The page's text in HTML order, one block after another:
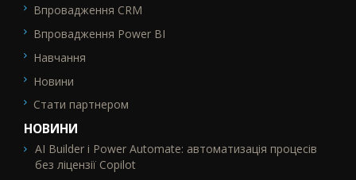
Впровадження CRM
Впровадження Power BI
Навчання
Новини
Стати партнером
НОВИНИ
AI Builder і Power Automate: автоматизація процесів
без ліцензії Copilot